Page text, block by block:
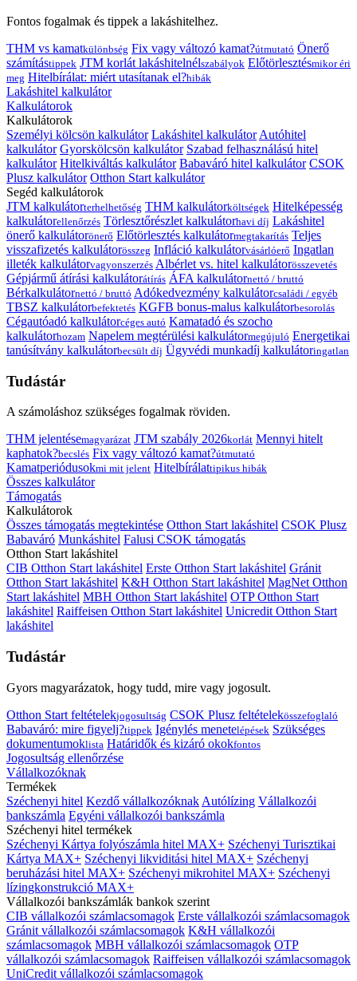
Fontos fogalmak és tippek a lakáshitelhez.
THM vs kamatkülönbség Fix vagy változó kamat?útmutató Önerő
számítástippek JTM korlát lakáshitelnélszabályok Előtörlesztésmikor éri
meg Hitelbírálat: miért utasítanak el?hibák
Lakáshitel kalkulátor
Kalkulátorok
Kalkulátorok
Személyi kölcsön kalkulátor Lakáshitel kalkulátor Autóhitel
kalkulátor Gyorskölcsön kalkulátor Szabad felhasználású hitel
kalkulátor Hitelkiváltás kalkulátor Babaváró hitel kalkulátor CSOK
Plusz kalkulátor Otthon Start kalkulátor
Segéd kalkulátorok
JTM kalkulátorterhelhetőség THM kalkulátorköltségek Hitelképesség
kalkulátorellenőrzés Törlesztőrészlet kalkulátorhavi díj Lakáshitel
önerő kalkulátorönerő Előtörlesztés kalkulátormegtakarítás Teljes
visszafizetés kalkulátorösszeg Infláció kalkulátorvásárlóerő Ingatlan
illeték kalkulátorvagyonszerzés Albérlet vs. hitel kalkulátorösszevetés
Gépjármű átírási kalkulátorátírás ÁFA kalkulátornettó / bruttó
Bérkalkulátornettó / bruttó Adókedvezmény kalkulátorcsaládi / egyéb
TBSZ kalkulátorbefektetés KGFB bonus-malus kalkulátorbesorolás
Cégautóadó kalkulátorcéges autó Kamatadó és szocho
kalkulátorhozam Napelem megtérülési kalkulátormegújuló Energetikai
tanúsítvány kalkulátorbecsült díj Ügyvédi munkadíj kalkulátoringatlan
Tudástár
A számoláshoz szükséges fogalmak röviden.
THM jelentésemagyarázat JTM szabály 2026korlát Mennyi hitelt
kaphatok?becslés Fix vagy változó kamat?útmutató
Kamatperiódusokmi mit jelent Hitelbírálattipikus hibák
Összes kalkulátor
Támogatás
Kalkulátorok
Összes támogatás megtekintése Otthon Start lakáshitel CSOK Plusz
Babaváró Munkáshitel Falusi CSOK támogatás
Otthon Start lakáshitel
CIB Otthon Start lakáshitel Erste Otthon Start lakáshitel Gránit
Otthon Start lakáshitel K&H Otthon Start lakáshitel MagNet Otthon
Start lakáshitel MBH Otthon Start lakáshitel OTP Otthon Start
lakáshitel Raiffeisen Otthon Start lakáshitel Unicredit Otthon Start
lakáshitel
Tudástár
Gyors magyarázatok, hogy tudd, mire vagy jogosult.
Otthon Start feltételekjogosultság CSOK Plusz feltételekösszefoglaló
Babaváró: mire figyelj?tippek Igénylés menetelépések Szükséges
dokumentumoklista Határidők és kizáró okokfontos
Jogosultság ellenőrzése
Vállalkozóknak
Termékek
Széchenyi hitel Kezdő vállalkozóknak Autólízing Vállalkozói
bankszámla Egyéni vállalkozói bankszámla
Széchenyi hitel termékek
Széchenyi Kártya folyószámla hitel MAX+ Széchenyi Turisztikai
Kártya MAX+ Széchenyi likviditási hitel MAX+ Széchenyi
beruházási hitel MAX+ Széchenyi mikrohitel MAX+ Széchenyi
lízingkonstrukció MAX+
Vállalkozói bankszámlák bankok szerint
CIB vállalkozói számlacsomagok Erste vállalkozói számlacsomagok
Gránit vállalkozói számlacsomagok K&H vállalkozói
számlacsomagok MBH vállalkozói számlacsomagok OTP
vállalkozói számlacsomagok Raiffeisen vállalkozói számlacsomagok
UniCredit vállalkozói számlacsomagok